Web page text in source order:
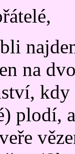
na
kdy
plodí,